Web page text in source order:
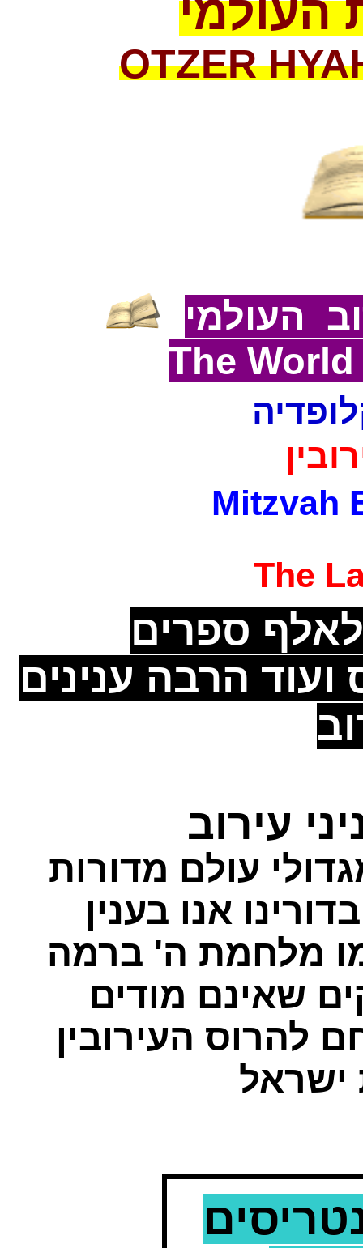
העולמי
OTZER
העולמי
The
Mitzvah
The
לאלף ספרים
ועוד הרבה ענינים
עירוב
עולם מדורות
אנו בענין
מלחמת ה' ברמה
שאינם מודים
להרוס העירובין
ישראל